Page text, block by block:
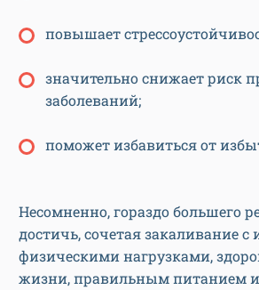
повышает
значительно снижает риск
заболеваний;
поможет избавиться от
Несомненно, гораздо большего
достичь, сочетая закаливание
физическими нагрузками,
жизни, правильным питанием и